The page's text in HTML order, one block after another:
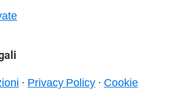
· Privacy Policy · Cookie